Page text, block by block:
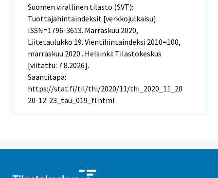
Suomen virallinen tilasto (SVT):
Tuottajahintaindeksit [verkkojulkaisu].
ISSN=1796-3613. Marraskuu 2020,
Liitetaulukko 19. Vientihintaindeksi 2010=100,
marraskuu 2020 . Helsinki: Tilastokeskus
[viitattu: 7.8.2026].
Saantitapa:
https://stat.fi/til/thi/2020/11/thi_2020_11_20
20-12-23_tau_019_fi.html